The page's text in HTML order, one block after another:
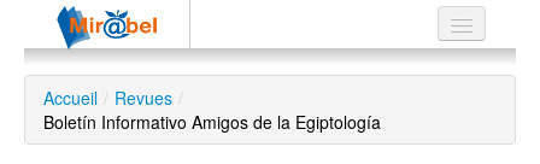
Le réseau
Soutien
Accueil / Revues /
Boletín Informativo Amigos de la Egiptología